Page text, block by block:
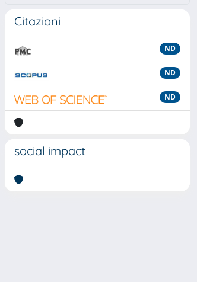
Citazioni
ND
ND
ND
social impact